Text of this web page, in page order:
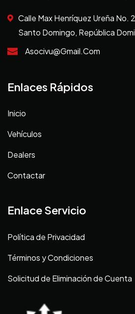
Calle Max Henríquez Ureña No.
Santo Domingo, República
Asocivu@gmail.com
Enlaces Rápidos
Inicio
Vehículos
Dealers
Contactar
Enlace Servicio
Política de Privacidad
Términos y Condiciones
Solicitud de Eliminación de Cuenta